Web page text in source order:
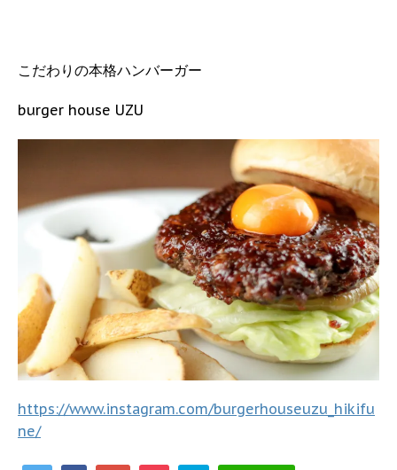
こだわりの本格ハンバーガー
burger house UZU
https://www.instagram.com/burgerhouseuzu_hikifu
ne/